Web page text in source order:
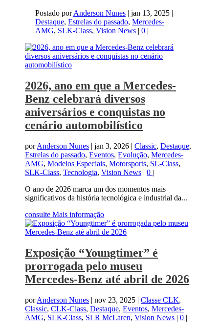
Postado porAnderson Nunes| jan 13, 2025|
Destaque, Estrelas do passado, Mercedes-
AMG, SLK-Class, Vision News| 0 |
2026, ano em que a Mercedes-
Benz celebrará diversos
aniversários e conquistas no
cenário automobilístico
porAnderson Nunes |jan 3, 2026 |Classic,Destaque,
Estrelas do passado,Eventos,Evolução,Mercedes-
AMG,Modelos Especiais,Motorsports, SL-Class,
SLK-Class,Tecnologia,Vision News |0 |
O ano de 2026 marca um dos momentos mais
significativos da história tecnológica e industrial da...
consulte Mais informação
Exposição “Youngtimer” é
prorrogada pelo museu
Mercedes-Benz até abril de 2026
porAnderson Nunes |nov 23, 2025 |Classe CLK,
Classic,CLK-Class,Destaque,Eventos,Mercedes-
AMG, SLK-Class, SLR McLaren,Vision News |0 |